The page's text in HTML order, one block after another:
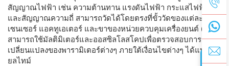
สัญญาณไฟฟ้า เช่น ความต้านทาน แรงดันไฟฟ้า กระแสไฟฟ้า
และสัญญาณความถี่ สามารถวัดได้โดยตรงที่ขั้ววัดของแต่ละ
เซนเซอร์ แอคทูเอเตอร์ และขาของหน่วยควบคุมเครื่องยนต์ (ECU)
สามารถใช้มัลติมิเตอร์และออสซิลโลสโคปเพื่อตรวจสอบการ
เปลี่ยนแปลงของพารามิเตอร์ต่างๆ ภายใต้เงื่อนไขต่างๆ ได้แบบเรี
ยลไทม์